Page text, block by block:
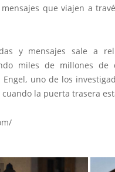
que viajen a
y mensajes sale a
miles de millones de
uno de los
la puerta trasera